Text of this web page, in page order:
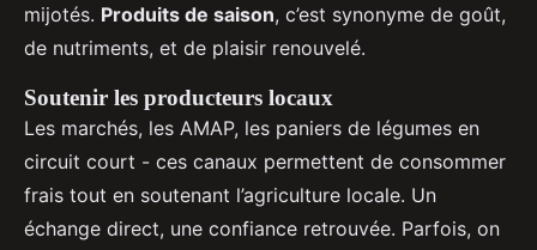
mijotés. Produits de saison, c’est synonyme de goût,
de nutriments, et de plaisir renouvelé.
Soutenir les producteurs locaux
Les marchés, les AMAP, les paniers de légumes en
circuit court - ces canaux permettent de consommer
frais tout en soutenant l’agriculture locale. Un
échange direct, une confiance retrouvée. Parfois, on